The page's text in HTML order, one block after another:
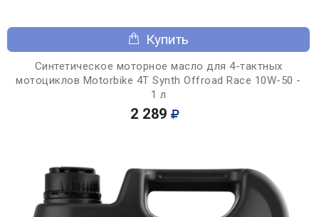
Купить
Синтетическое моторное масло для 4-тактных
мотоциклов Motorbike 4T Synth Offroad Race 10W-50 -
1 л
2 289